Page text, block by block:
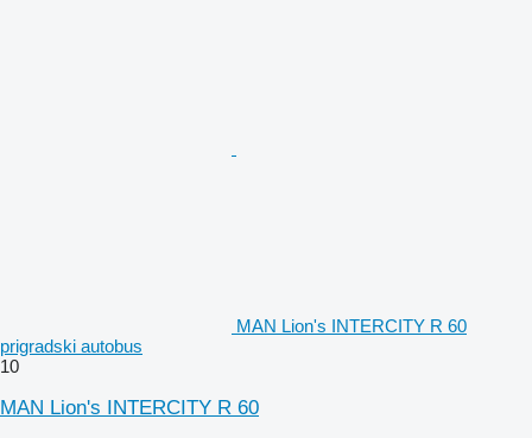
MAN Lion's INTERCITY R 60
prigradski autobus
10
MAN Lion's INTERCITY R 60